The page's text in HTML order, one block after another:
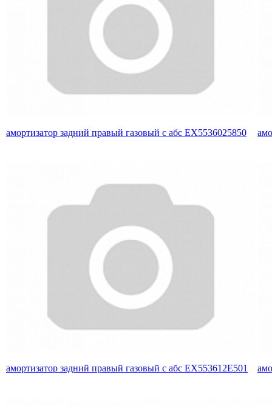
амортизатор задний правый газовый с абс EX5536025850
амортизатор задний правый газовый с абс EX553612E501